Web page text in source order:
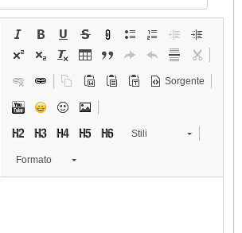
Sorgente
Stili
Formato